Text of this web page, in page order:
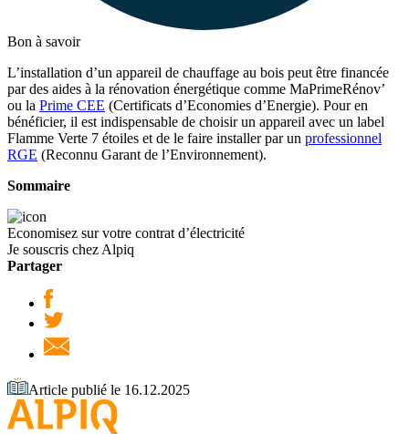
Bon à savoir
L’installation d’un appareil de chauffage au bois peut être financée
par des aides à la rénovation énergétique comme MaPrimeRénov’
ou la Prime CEE (Certificats d’Economies d’Energie). Pour en
bénéficier, il est indispensable de choisir un appareil avec un label
Flamme Verte 7 étoiles et de le faire installer par un professionnel
RGE (Reconnu Garant de l’Environnement).
Sommaire
Economisez sur votre contrat d’électricité
Je souscris chez Alpiq
Partager
Article publié le 16.12.2025